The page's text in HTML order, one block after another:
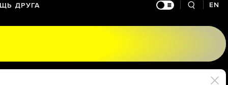
ДРУГА EN